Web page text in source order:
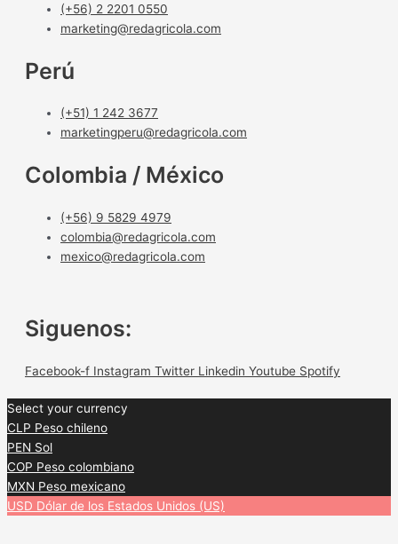
(+56) 2 2201 0550
marketing@redagricola.com
Perú
(+51) 1 242 3677
marketingperu@redagricola.com
Colombia / México
(+56) 9 5829 4979
colombia@redagricola.com
mexico@redagricola.com
Siguenos:
Facebook-f Instagram Twitter Linkedin Youtube Spotify
Select your currency
CLP Peso chileno
PEN Sol
COP Peso colombiano
MXN Peso mexicano
USD Dólar de los Estados Unidos (US)